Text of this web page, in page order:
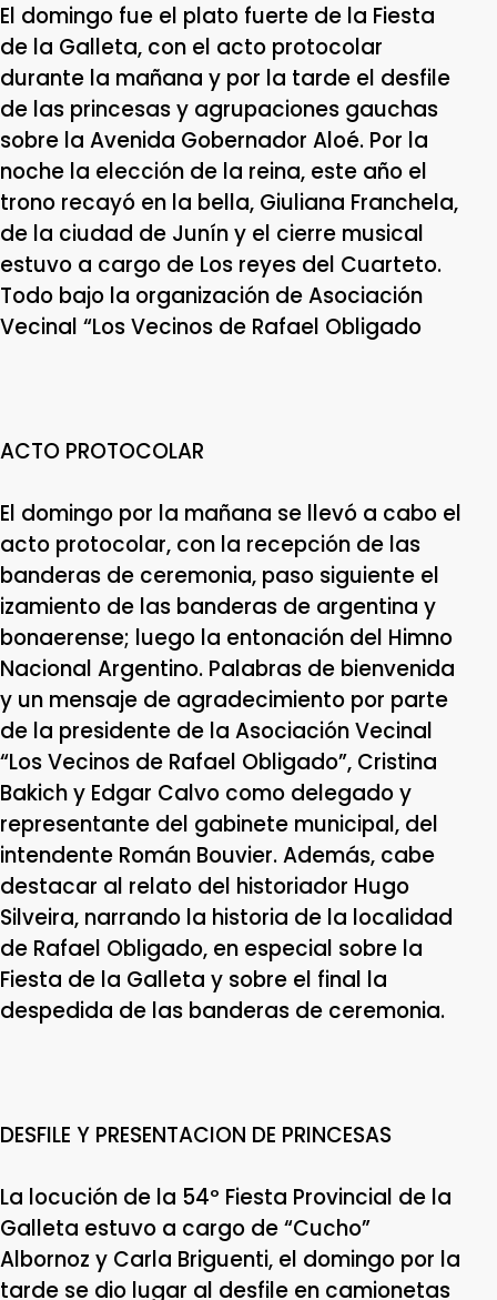
El domingo fue el plato fuerte de la Fiesta
de la Galleta, con el acto protocolar
durante la mañana y por la tarde el desfile
de las princesas y agrupaciones gauchas
sobre la Avenida Gobernador Aloé. Por la
noche la elección de la reina, este año el
trono recayó en la bella, Giuliana Franchela,
de la ciudad de Junín y el cierre musical
estuvo a cargo de Los reyes del Cuarteto.
Todo bajo la organización de Asociación
Vecinal “Los Vecinos de Rafael Obligado
ACTO PROTOCOLAR
El domingo por la mañana se llevó a cabo el
acto protocolar, con la recepción de las
banderas de ceremonia, paso siguiente el
izamiento de las banderas de argentina y
bonaerense; luego la entonación del Himno
Nacional Argentino. Palabras de bienvenida
y un mensaje de agradecimiento por parte
de la presidente de la Asociación Vecinal
“Los Vecinos de Rafael Obligado”, Cristina
Bakich y Edgar Calvo como delegado y
representante del gabinete municipal, del
intendente Román Bouvier. Además, cabe
destacar al relato del historiador Hugo
Silveira, narrando la historia de la localidad
de Rafael Obligado, en especial sobre la
Fiesta de la Galleta y sobre el final la
despedida de las banderas de ceremonia.
DESFILE Y PRESENTACION DE PRINCESAS
La locución de la 54º Fiesta Provincial de la
Galleta estuvo a cargo de “Cucho”
Albornoz y Carla Briguenti, el domingo por la
tarde se dio lugar al desfile en camionetas